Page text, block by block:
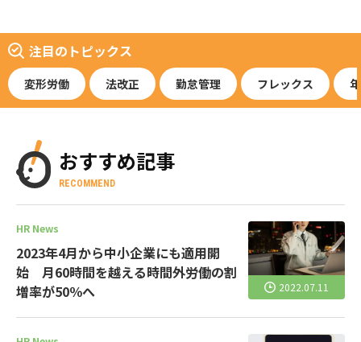
注目のトピックス
変形労働 法改正 勤怠管理 フレックス
おすすめ記事
RECOMMEND
2022.07.11
HR News
2023年4月から中小企業にも適用開
始 月60時間を越える時間外労働の割
増率が50％へ